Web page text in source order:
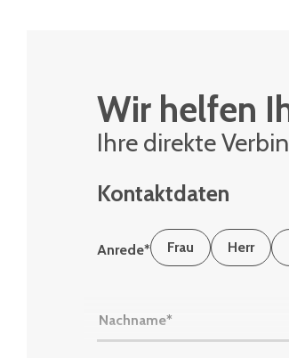
Wir helfen
Ihre di­rek­te
Kontaktdaten
Anrede* Frau Herr
Nachname*